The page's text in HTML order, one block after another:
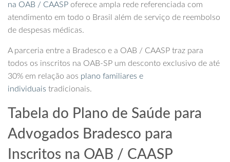
na OAB / CAASP oferece ampla rede referenciada com
atendimento em todo o Brasil além de serviço de reembolso
de despesas médicas.
A parceria entre a Bradesco e a OAB / CAASP traz para
todos os inscritos na OAB-SP um desconto exclusivo de até
30% em relação aos plano familiares e
individuais tradicionais.
Tabela do Plano de Saúde para
Advogados Bradesco para
Inscritos na OAB / CAASP